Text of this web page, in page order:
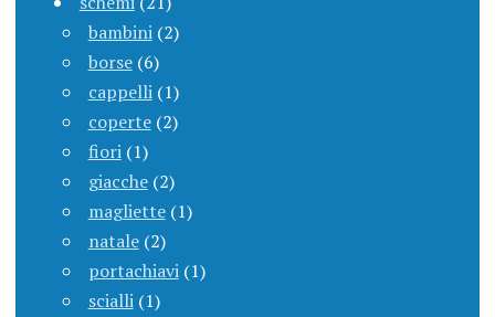
bambini (2)
borse (6)
cappelli (1)
coperte (2)
fiori (1)
giacche (2)
magliette (1)
natale (2)
portachiavi (1)
scialli (1)